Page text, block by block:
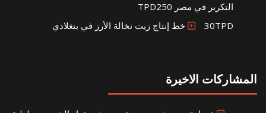
التكرير في مصر TPD250
30TPD خط إنتاج زيت نخالة الأرز في بنغلادي
المشاركات الاخيرة